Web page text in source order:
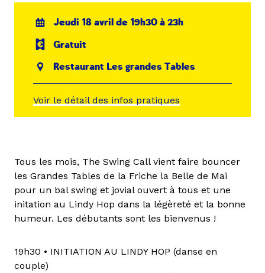
Jeudi 18 avril de 19h30 à 23h
Gratuit
Restaurant Les grandes Tables
Voir le détail des infos pratiques
Tous les mois, The Swing Call vient faire bouncer
les Grandes Tables de la Friche la Belle de Mai
pour un bal swing et jovial ouvert à tous et une
initation au Lindy Hop dans la légèreté et la bonne
humeur. Les débutants sont les bienvenus !
19h30 • INITIATION AU LINDY HOP (danse en
couple)